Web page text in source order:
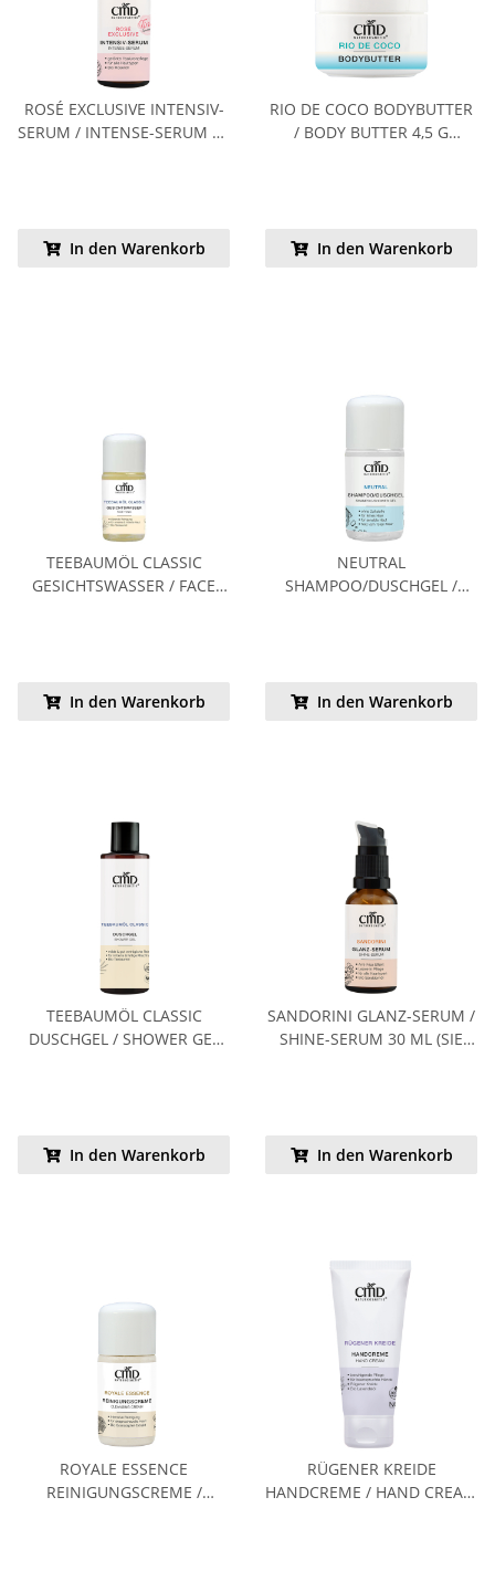
ROSÉ EXCLUSIVE INTENSIV-
SERUM / INTENSE-SERUM 30
In den Warenkorb
RIO DE COCO BODYBUTTER
/ BODY BUTTER 4,5 G
In den Warenkorb
TEEBAUMÖL CLASSIC
GESICHTSWASSER / FACE
In den Warenkorb
NEUTRAL
SHAMPOO/DUSCHGEL /
In den Warenkorb
TEEBAUMÖL CLASSIC
DUSCHGEL / SHOWER GEL
In den Warenkorb
SANDORINI GLANZ-SERUM /
SHINE-SERUM 30 ML (SIE
In den Warenkorb
ROYALE ESSENCE
REINIGUNGSCREME /
RÜGENER KREIDE
HANDCREME / HAND CREAM